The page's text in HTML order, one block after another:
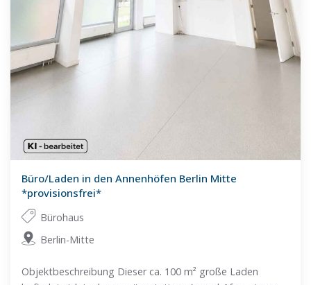
Büro/Laden in den Annenhöfen Berlin Mitte
*provisionsfrei*
Bürohaus
Berlin-Mitte
Objektbeschreibung Dieser ca. 100 m² große Laden